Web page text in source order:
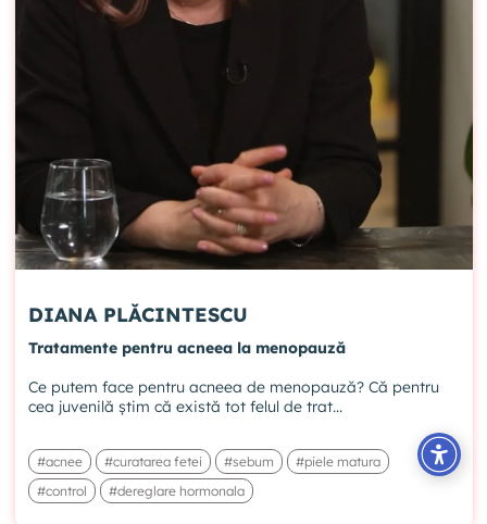
DIANA PLĂCINTESCU
Tratamente pentru acneea la menopauză
Ce putem face pentru acneea de menopauză? Că pentru
cea juvenilă știm că există tot felul de trat...
#acnee #curatarea fetei #sebum
#piele matura
#control
#dereglare hormonala